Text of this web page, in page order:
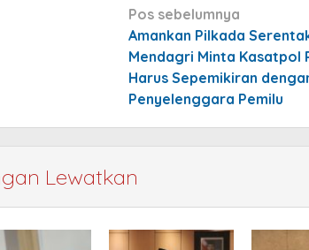
Navigasi
pos
Pos sebelumnya
Amankan Pilkada
Mendagri Minta Kasatpol
Harus Sepemikiran
Penyelenggara Pemilu
Lewatkan